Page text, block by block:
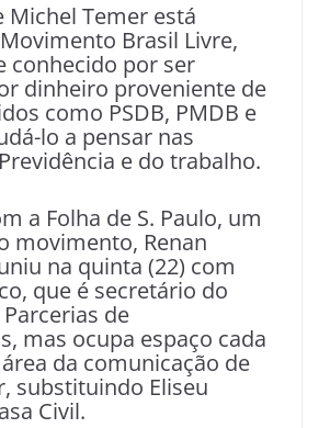
Michel Temer está
Brasil Livre,
conhecido por ser
dinheiro proveniente de
como PSDB, PMDB e
lo a pensar nas
e do trabalho.
a Folha de S. Paulo, um
movimento, Renan
na quinta (22) com
que é secretário do
de
mas ocupa espaço cada
da comunicação de
substituindo Eliseu
Civil.